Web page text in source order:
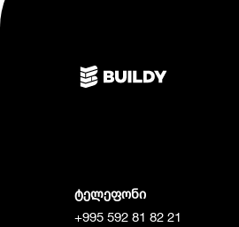
ტელეფონი
+995 592 81 82 21